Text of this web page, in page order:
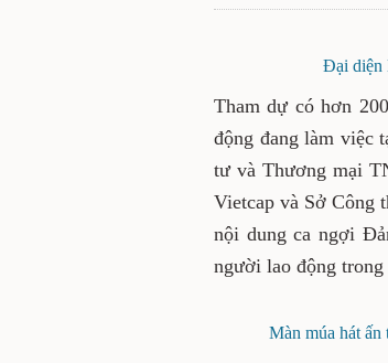
Đại diện
Tham dự có hơn
động đang làm việc
tư và Thương mại
Vietcap và Sở Công
nội dung ca ngợi
người lao động
Màn múa hát